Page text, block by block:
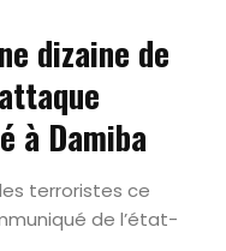
dizaine de
à Damiba
terroristes ce
de l’état-